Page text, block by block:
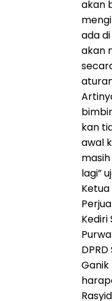
akan
ada di
akan
kan
awal
lagi”
Ketua
Kediri